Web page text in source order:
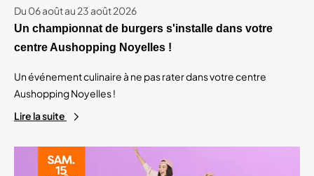
Du 06 août au 23 août 2026
Un championnat de burgers s'installe dans votre
centre Aushopping Noyelles !
Un événement culinaire à ne pas rater dans votre centre
Aushopping Noyelles !
Lire la suite